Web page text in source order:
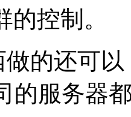
控制。
做的还可
的服务器